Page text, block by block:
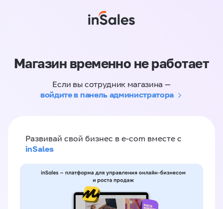
Магазин временно не работает
Если вы сотрудник магазина —
войдите в панель администратора
Развивай свой бизнес в e-com вместе с
inSales